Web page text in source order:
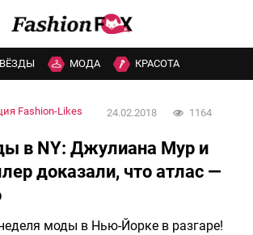
МОДА КРАСОТА
Fashion-Likes 24.02.2018 1164
в NY: Джулиана Мур и
доказали, что атлас —
моды в Нью-Йорке в разгаре!